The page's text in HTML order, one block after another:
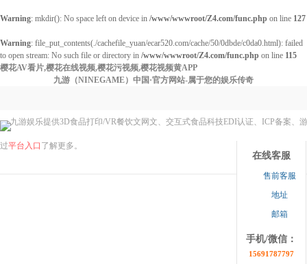
Warning: mkdir(): No space left on device in /www/wwwroot/Z4.com/func.php on line 127
Warning: file_put_contents(./cachefile_yuan/ecar520.com/cache/50/0dbde/c0da0.html): failed
to open stream: No such file or directory in /www/wwwroot/Z4.com/func.php on line 115
樱花AV看片,樱花在线视频,樱花污视频,樱花视频黄APP
九游（NINEGAME）中国·官方网站-属于您的娱乐传奇
九游娱乐提供3D食品打印/VR餐饮文网文、交互式食品科技EDI认证、ICP备案、
过平台入口 了解更多。
在线客服
售前客服
地址
邮箱
手机/微信：
15691787797